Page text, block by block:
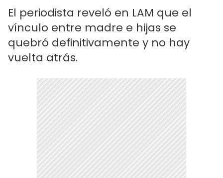
El periodista reveló en LAM que el
vínculo entre madre e hijas se
quebró definitivamente y no hay
vuelta atrás.